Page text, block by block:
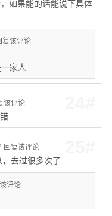
如果能的话能说下具体
复该评论
家人
该评论
回复该评论
去过很多次了
评论